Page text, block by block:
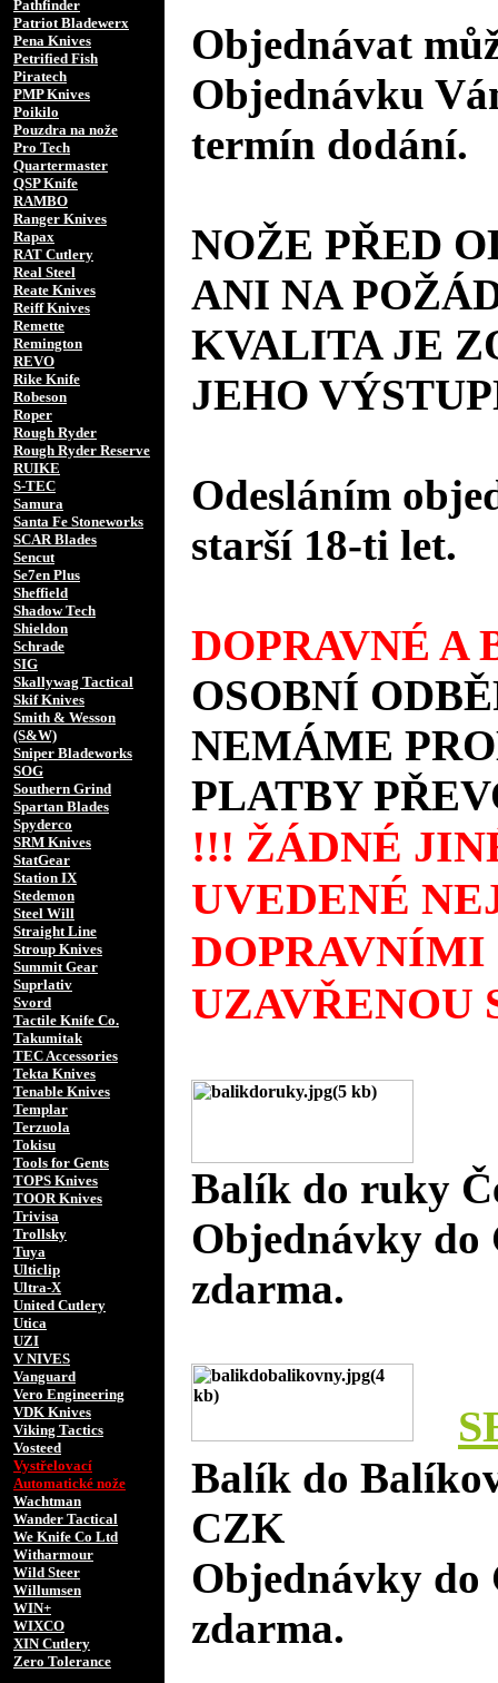
Pathfinder
Patriot Bladewerx
Pena Knives
Petrified Fish
Piratech
PMP Knives
Poikilo
Pouzdra na nože
Pro Tech
Quartermaster
QSP Knife
RAMBO
Ranger Knives
Rapax
RAT Cutlery
Real Steel
Reate Knives
Reiff Knives
Remette
Remington
REVO
Rike Knife
Robeson
Roper
Rough Ryder
Rough Ryder Reserve
RUIKE
S-TEC
Samura
Santa Fe Stoneworks
SCAR Blades
Sencut
Se7en Plus
Sheffield
Shadow Tech
Shieldon
Schrade
SIG
Skallywag Tactical
Skif Knives
Smith & Wesson
(S&W)
Sniper Bladeworks
SOG
Southern Grind
Spartan Blades
Spyderco
SRM Knives
StatGear
Station IX
Stedemon
Steel Will
Straight Line
Stroup Knives
Summit Gear
Suprlativ
Svord
Tactile Knife Co.
Takumitak
TEC Accessories
Tekta Knives
Tenable Knives
Templar
Terzuola
Tokisu
Tools for Gents
TOPS Knives
TOOR Knives
Trivisa
Trollsky
Tuya
Ulticlip
Ultra-X
United Cutlery
Utica
UZI
V NIVES
Vanguard
Vero Engineering
VDK Knives
Viking Tactics
Vosteed
Vystřelovací
Automatické nože
Wachtman
Wander Tactical
We Knife Co Ltd
Witharmour
Wild Steer
Willumsen
WIN+
WIXCO
XIN Cutlery
Zero Tolerance
Objednávat
Objednávku
termín dodání.
NOŽE PŘED
ANI NA
KVALITA JE
JEHO
Odesláním
starší 18-ti let.
DOPRAVNÉ A
OSOBNÍ
NEMÁME
PLATBY
!!! ŽÁDNÉ
UVEDENÉ
UZAVŘENOU
Balík do ruky
Objednávky do
zdarma.
Balík do
CZK
Objednávky do
zdarma.